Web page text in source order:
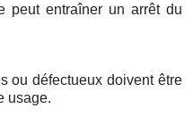
peut entraîner un arrêt du
ou défectueux doivent être
usage.